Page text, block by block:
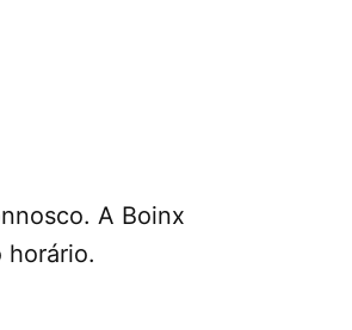
A Boinx
horário.